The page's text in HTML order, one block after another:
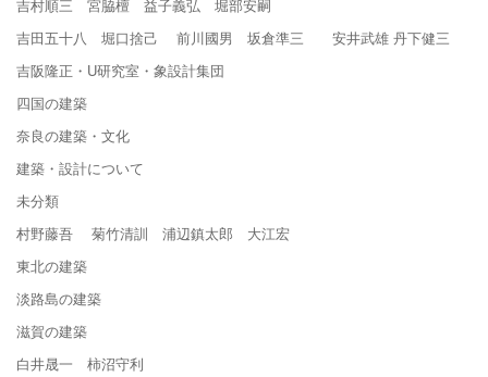
吉村順三 宮脇檀 益子義弘 堀部安嗣
吉田五十八 堀口捨己 前川國男 坂倉準三 安井武雄 丹下健三
吉阪隆正・U研究室・象設計集団
四国の建築
奈良の建築・文化
建築・設計について
未分類
村野藤吾 菊竹清訓 浦辺鎮太郎 大江宏
東北の建築
淡路島の建築
滋賀の建築
白井晟一 柿沼守利